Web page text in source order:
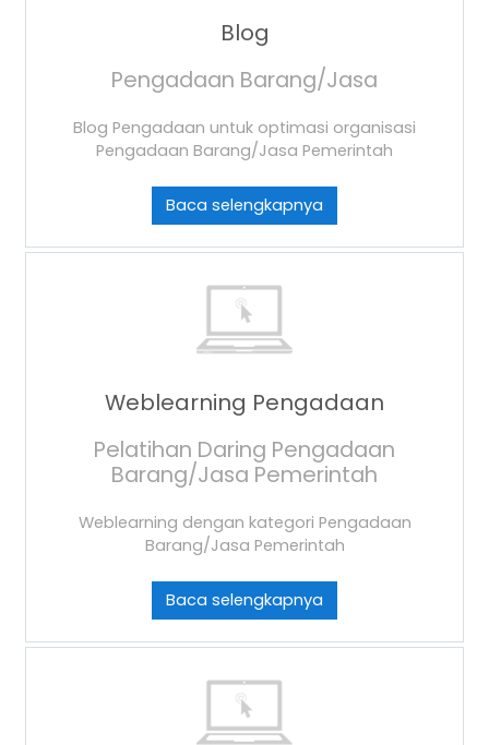
Blog
Pengadaan Barang/Jasa
Blog Pengadaan untuk optimasi organisasi
Pengadaan Barang/Jasa Pemerintah
Baca selengkapnya
Weblearning Pengadaan
Pelatihan Daring Pengadaan
Barang/Jasa Pemerintah
Weblearning dengan kategori Pengadaan
Barang/Jasa Pemerintah
Baca selengkapnya